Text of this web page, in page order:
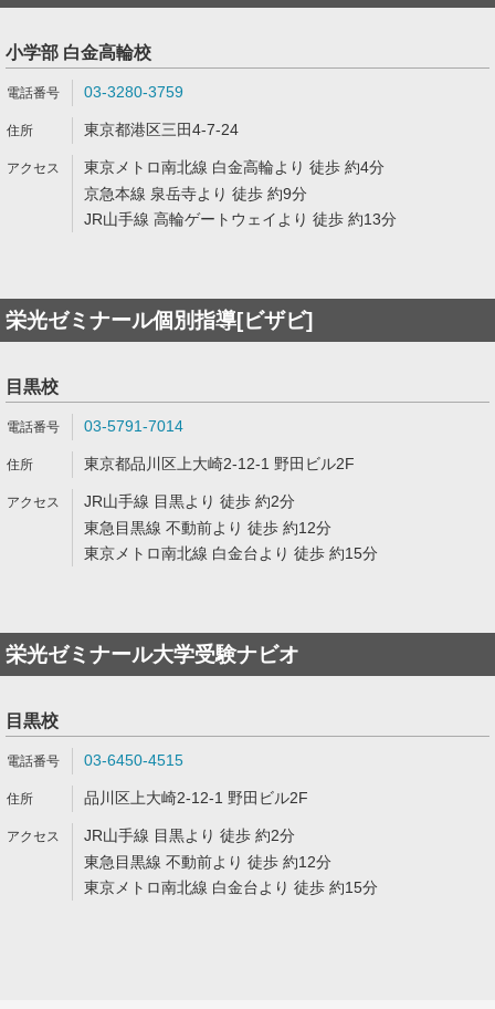
小学部 白金高輪校
03-3280-3759
東京都港区三田4-7-24
東京メトロ南北線 白金高輪より 徒歩 約4分
京急本線 泉岳寺より 徒歩 約9分
JR山手線 高輪ゲートウェイより 徒歩 約13分
栄光ゼミナール個別指導[ビザビ]
目黒校
03-5791-7014
東京都品川区上大崎2-12-1 野田ビル2F
JR山手線 目黒より 徒歩 約2分
東急目黒線 不動前より 徒歩 約12分
東京メトロ南北線 白金台より 徒歩 約15分
栄光ゼミナール大学受験ナビオ
目黒校
03-6450-4515
品川区上大崎2-12-1 野田ビル2F
JR山手線 目黒より 徒歩 約2分
東急目黒線 不動前より 徒歩 約12分
東京メトロ南北線 白金台より 徒歩 約15分